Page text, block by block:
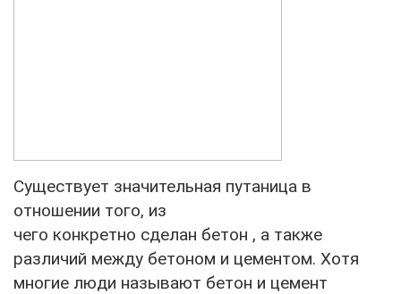
Существует значительная путаница в
отношении того, из
чего конкретно сделан бетон , а также
различий между бетоном и цементом. Хотя
многие люди называют бетон и цемент